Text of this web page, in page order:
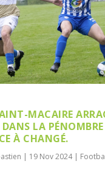
MACAIRE
LA PÉNOMBRE
À CHANGÉ.
| 19 Nov 2024|